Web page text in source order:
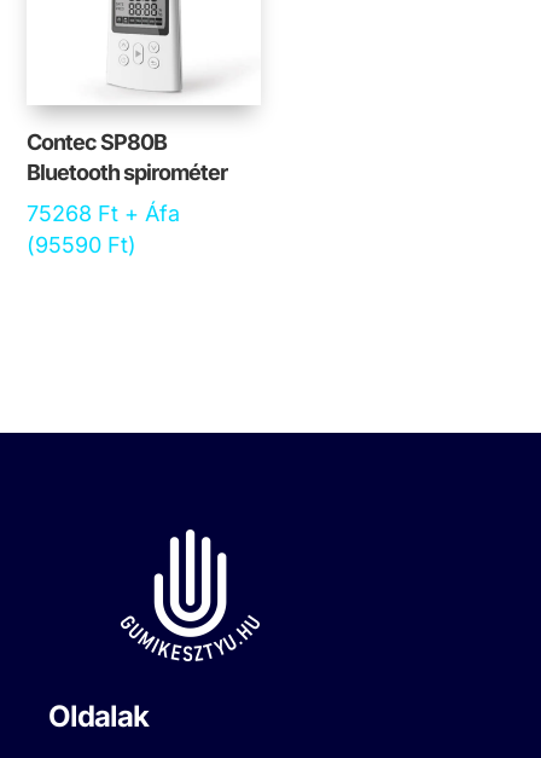
Contec SP80B
Bluetooth spirométer
75268 Ft + Áfa
(95590 Ft)
Oldalak